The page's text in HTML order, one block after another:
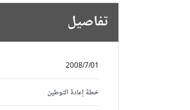
تفاصيل
2008/7/01
خطة إعادة التوطين